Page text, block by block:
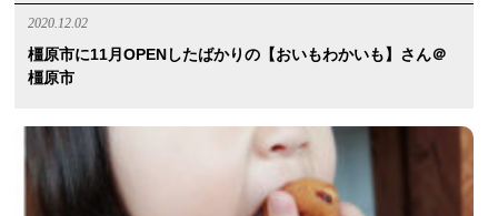
2020.12.02
橿原市に11月OPENしたばかりの【おいもわかいも】さん＠
橿原市